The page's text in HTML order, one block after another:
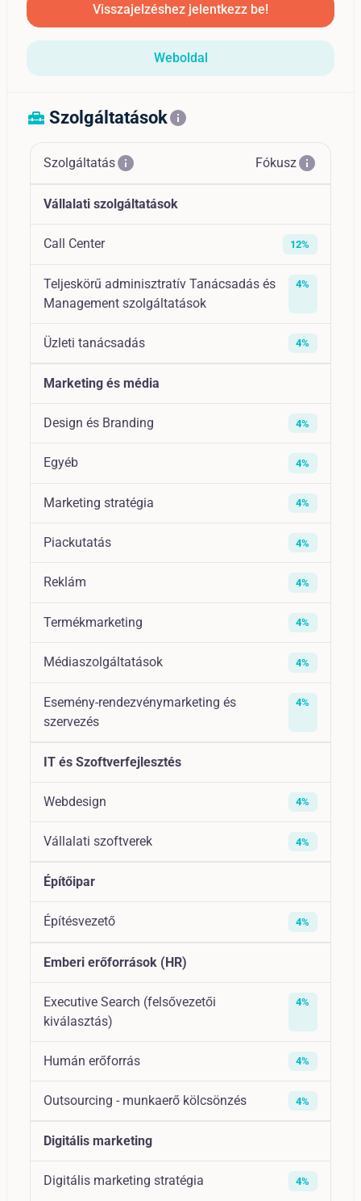
Visszajelzéshez jelentkezz be!
Weboldal
home_repair_service Szolgáltatásokinfo
Szolgáltatásinfo Fókuszinfo
Vállalati szolgáltatások
Call Center 12%
Teljeskörű adminisztratív Tanácsadás és
Management szolgáltatások
4%
Üzleti tanácsadás 4%
Marketing és média
Design és Branding 4%
Egyéb 4%
Marketing stratégia 4%
Piackutatás 4%
Reklám 4%
Termékmarketing 4%
Médiaszolgáltatások 4%
Esemény-rendezvénymarketing és
szervezés
4%
IT és Szoftverfejlesztés
Webdesign 4%
Vállalati szoftverek 4%
Építőipar
Építésvezető 4%
Emberi erőforrások (HR)
Executive Search (felsővezetői
kiválasztás)
4%
Humán erőforrás 4%
Outsourcing - munkaerő kölcsönzés 4%
Digitális marketing
Digitális marketing stratégia 4%